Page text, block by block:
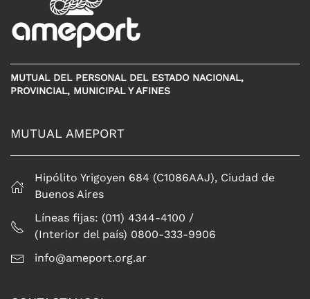
MUTUAL DEL PERSONAL DEL ESTADO NACIONAL,
PROVINCIAL, MUNICIPAL Y AFINES
MUTUAL AMEPORT
Hipólito Yrigoyen 684 (C1086AAJ), Ciudad de
Buenos Aires
Líneas fijas: (011) 4344-4100 /
(Interior del país) 0800-333-9906
info@ameport.org.ar